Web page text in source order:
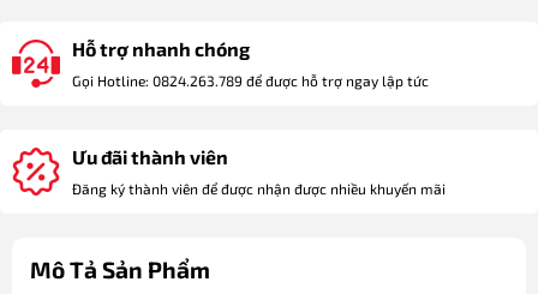
Hỗ trợ nhanh chóng
Gọi Hotline: 0824.263.789 để được hỗ trợ ngay lập tức
Ưu đãi thành viên
Đăng ký thành viên để được nhận được nhiều khuyến mãi
Mô Tả Sản Phẩm